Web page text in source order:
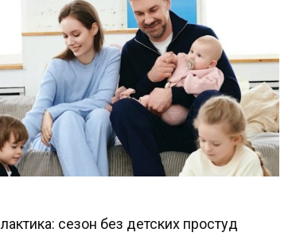
сезон без детских простуд